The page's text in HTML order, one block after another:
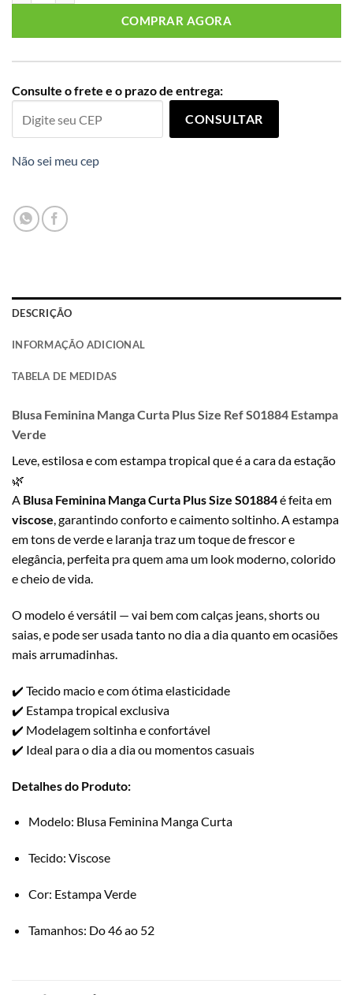
COMPRAR AGORA
Consulte o frete e o prazo de entrega:
CONSULTAR
Não sei meu cep
DESCRIÇÃO
INFORMAÇÃO ADICIONAL
TABELA DE MEDIDAS
Blusa Feminina Manga Curta Plus Size Ref S01884 Estampa
Verde
Leve, estilosa e com estampa tropical que é a cara da estação
🌿
A Blusa Feminina Manga Curta Plus Size S01884é feita em
viscose, garantindo conforto e caimento soltinho. A estampa
em tons de verde e laranja traz um toque de frescor e
elegância, perfeita pra quem ama um look moderno, colorido
e cheio de vida.
O modelo é versátil — vai bem com calças jeans, shorts ou
saias, e pode ser usada tanto no dia a dia quanto em ocasiões
mais arrumadinhas.
✔️ Tecido macio e com ótima elasticidade
✔️ Estampa tropical exclusiva
✔️ Modelagem soltinha e confortável
✔️ Ideal para o dia a dia ou momentos casuais
Detalhes do Produto:
Modelo: Blusa Feminina Manga Curta
Tecido: Viscose
Cor: Estampa Verde
Tamanhos: Do 46 ao 52